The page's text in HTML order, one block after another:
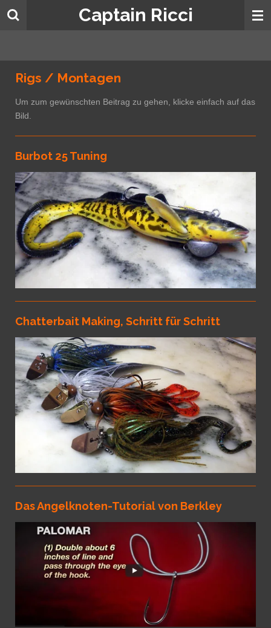
Zum
Captain Ricci
Rigs / Montagen
Um zum gewünschten Beitrag zu gehen, klicke einfach auf das
Bild.
Burbot 25 Tuning
Chatterbait Making, Schritt für Schritt
Das Angelknoten-Tutorial von Berkley